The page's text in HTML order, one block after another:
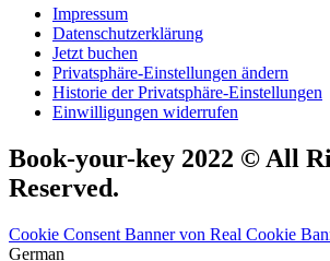
Impressum
Datenschutzerklärung
Jetzt buchen
Privatsphäre-Einstellungen ändern
Historie der Privatsphäre-Einstellungen
Einwilligungen widerrufen
Book-your-key 2022 © All
Reserved.
Cookie Consent Banner von Real Cookie
German